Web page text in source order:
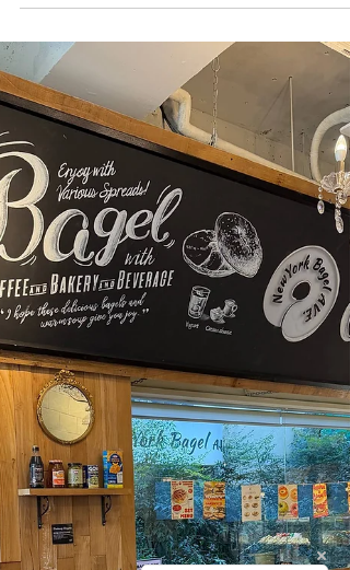
Photolab熊熊主题自拍攻
略》
📍PIXX 연남（木箱主题自拍馆） 서울 마포
연남동 227-1 📍Photolab Plus（熊熊主题自
馆） 서울 마포구 연남동 227-9 （两家步行1
分钟距离｜建议平日来，人较少📸） 延南洞
最近的大头贴真的太会了！ 这两家是我近期
踩点后最推荐的「人生四宫格新高度」。 📦
PIXX木箱主题 延南洞最特别的全身大头贴
馆， 以木箱造景为主题，有可站拍与坐拍两
种。 光线柔和、背景极简，拍出来像杂志封
面一样✨ 但要注意⚠️ 一定要事先规划动作与
排版！ 第一次没选好照片系统会自动排版，
结果容易重复、不好看。 第二次我们设计好
动作与空白留位后， 拍出来真的超惊艳！📸
小技巧： 想要画面有留白，记得拍一张「没
人」的空景， 这样才能做出干净的拼贴效
果。 🐻 Photolab Plus 熊熊主题 就在对面，
整间房都被熊熊包围， 可爱指数爆表！💗 拍
摄时建议跪着拍， 这样人物会在画面中央，